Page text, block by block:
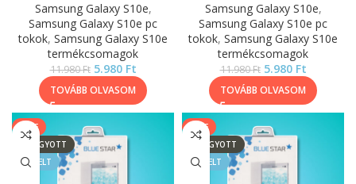
Samsung Galaxy S10e,
Samsung Galaxy S10e pc
tokok, Samsung Galaxy S10e
termékcsomagok
11.980Ft 5.980 Ft
TOVÁBB OLVASOM
Samsung Galaxy S10e,
Samsung Galaxy S10e pc
tokok, Samsung Galaxy S10e
termékcsomagok
11.980Ft 5.980 Ft
TOVÁBB OLVASOM
SALE
ELFOGYOTT
KIEMELT
SALE
ELFOGYOTT
KIEMELT